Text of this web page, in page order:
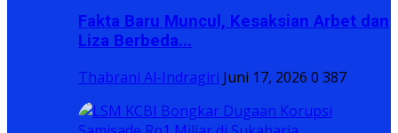
Fakta Baru Muncul, Kesaksian Arbet dan
Liza Berbeda...
Thabrani Al-Indragiri Juni 17, 2026 0 387